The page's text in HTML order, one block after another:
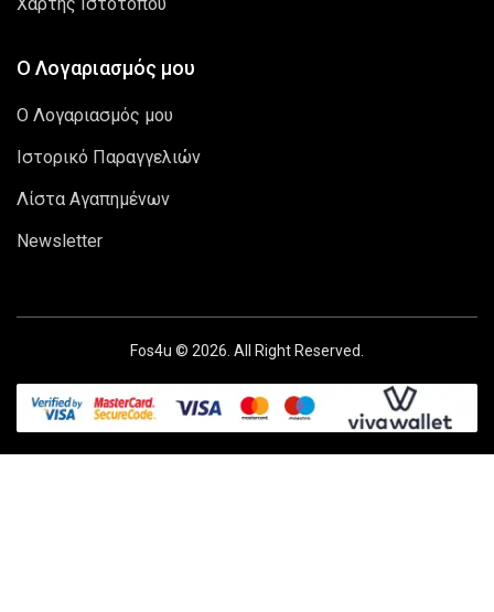
Χάρτης Ιστότοπου
Ο Λογαριασμός μου
Ο Λογαριασμός μου
Ιστορικό Παραγγελιών
Λίστα Αγαπημένων
Newsletter
Fos4u © 2026. All Right Reserved.